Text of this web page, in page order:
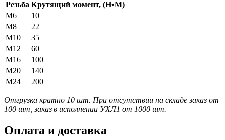
Резьба Крутящий момент, (Н•М)
М6
10
М8
22
М10
35
М12
60
М16
100
М20
140
М24
200
Отгрузка кратно 10 шт. При отсутствии на складе заказ от
100 шт, заказ в исполнении УХЛ1 от 1000 шт.
Оплата и доставка